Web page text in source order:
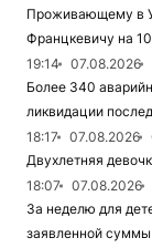
Проживающему в
Францкевичу на
19:14
07.08.2026
Более 340
ликвидации
18:17
07.08.2026
Двухлетняя
18:07
07.08.2026
За неделю для
заявленной суммы